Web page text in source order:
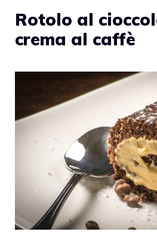
Rotolo al
crema al caffè